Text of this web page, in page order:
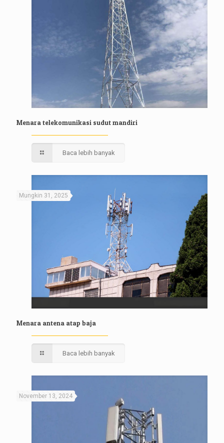
Menara telekomunikasi sudut mandiri
Baca lebih banyak
Mungkin 31, 2025
Menara antena atap baja
Baca lebih banyak
November 13, 2024